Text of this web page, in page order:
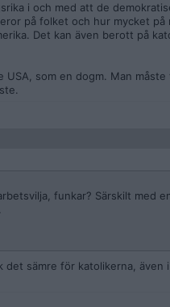
i och med att de
på folket och hur mycket på
Det kan även berott på
som en dogm. Man måste
funkar? Särskilt med
sämre för katolikerna, även